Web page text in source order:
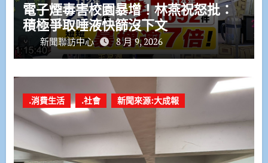
電子煙毒害校園暴增！林燕祝怒批：
積極爭取唾液快篩沒下文
新聞聯訪中心 8 月 9, 2026
.消費生活 .社會 新聞來源:大成報